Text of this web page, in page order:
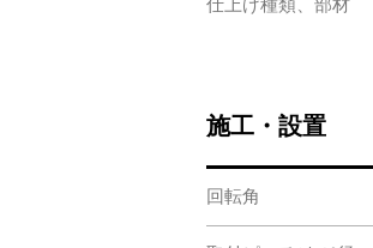
仕上げ種類、部材
施工・設置
回転角